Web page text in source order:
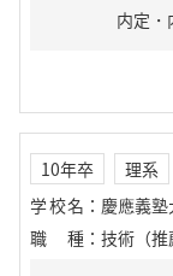
内定・
10年卒 理系
学校名 ： 慶應義
職種 ： 技術（推